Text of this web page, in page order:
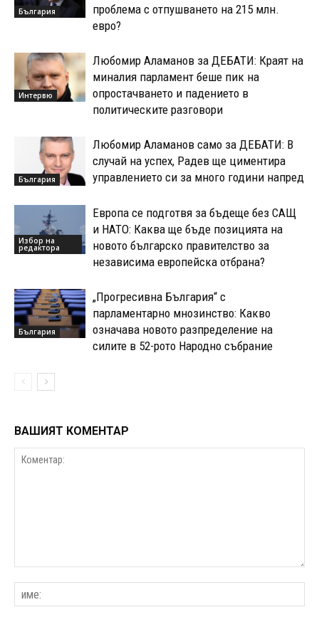
България
проблема с отпушването на 215 млн.
евро?
Интервю
Любомир Аламанов за ДЕБАТИ: Краят на
миналия парламент беше пик на
опростачването и падението в
политическите разговори
България
Любомир Аламанов само за ДЕБАТИ: В
случай на успех, Радев ще циментира
управлението си за много години напред
Избор на
редактора
Европа се подготвя за бъдеще без САЩ
и НАТО: Каква ще бъде позицията на
новото българско правителство за
независима европейска отбрана?
България
„Прогресивна България“ с
парламентарно мнозинство: Какво
означава новото разпределение на
силите в 52-рото Народно събрание
ВАШИЯТ КОМЕНТАР